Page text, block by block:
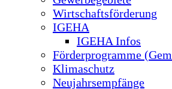
Wirtschaftsförderung
IGEHA
IGEHA Infos
Förderprogramme
Klimaschutz
Neujahrsempfänge